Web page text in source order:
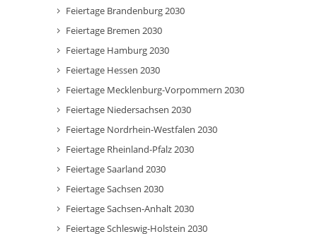
Feiertage Brandenburg 2030
Feiertage Bremen 2030
Feiertage Hamburg 2030
Feiertage Hessen 2030
Feiertage Mecklenburg-Vorpommern 2030
Feiertage Niedersachsen 2030
Feiertage Nordrhein-Westfalen 2030
Feiertage Rheinland-Pfalz 2030
Feiertage Saarland 2030
Feiertage Sachsen 2030
Feiertage Sachsen-Anhalt 2030
Feiertage Schleswig-Holstein 2030